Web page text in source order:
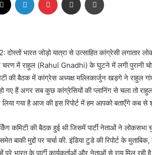
भारत जोड़ो यात्रा से उत्साहित कांग्रेसी लगातार
में राहुल (Rahul Gnadhi) के घुटने में लगी पुरानी चोट
की बैठक में कांग्रेस अध्यक्ष मल्लिकार्जुन खड़गे ने राहुल
हो गए हैं अगर सब कुछ कांग्रेसियों की प्लानिंग से चला तो
गया है आज की इस रिपोर्ट में हम आपको बताएँगे कब से
कमिटी की बैठक हुई थी जिसमें पार्टी नेताओं ने
बाकी मुद्दों पर चर्चा की. इंडिया टुडे की रिपोर्ट के
पूरे भारत के पार्टी कार्यकर्ताओं और नेताओं से राय मिल